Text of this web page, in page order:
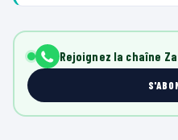
Rejoignez la chaîne